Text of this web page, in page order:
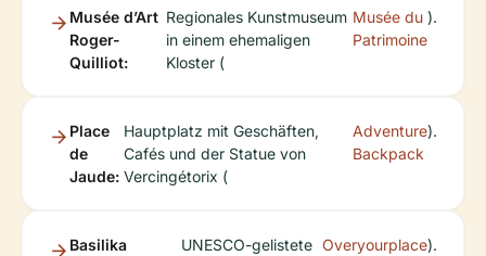
Musée d’Art
Roger-
Quilliot:
Regionales Kunstmuseum
in einem ehemaligen
Kloster (
Musée du
Patrimoine
).
Place
de
Jaude:
Hauptplatz mit Geschäften,
Cafés und der Statue von
Vercingétorix (
Adventure
Backpack
).
Basilika
UNESCO-gelistete Overyourplace).